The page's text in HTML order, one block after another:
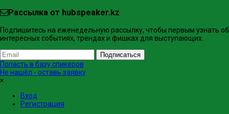
Рассылка от hubspeaker.kz
Подпишитесь на еженедельную рассылку, чтобы первым узнать об
интересных событиях, трендах и фишках ​для выступающих.
Подписаться
Попасть в базу спикеров
Не нашёл - оставь заявку
×
Вход
Регистрация